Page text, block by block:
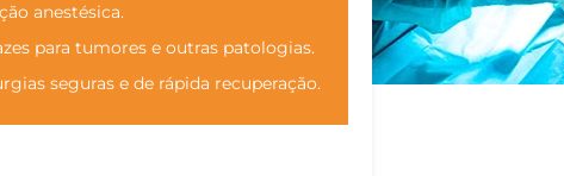
anestésica.
para tumores e outras patologias.
seguras e de rápida recuperação.